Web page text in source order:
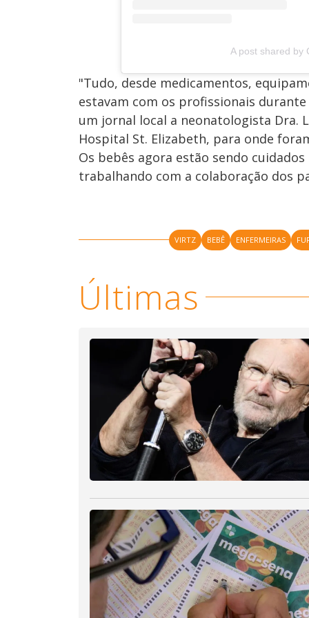
A post shared by
"Tudo, desde medicamentos,
estavam com os profissionais
um jornal local a neonatologista Dra.
Hospital St. Elizabeth, para onde
Os bebês agora estão sendo
trabalhando com a colaboração dos
VIRTZ BEBÊ ENFERMEIRAS
Últimas